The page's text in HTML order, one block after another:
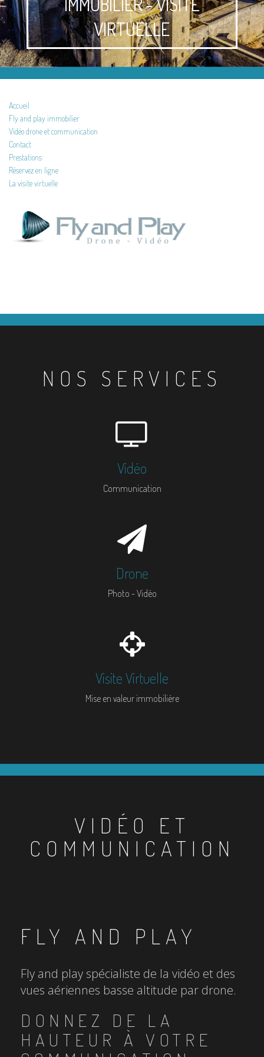
VIRTUELLE
Accueil
Fly and play immobilier
Vidéo drone et communication
Contact
Prestations
Réservez en ligne
La visite virtuelle
NOS SERVICES
Vidéo
Communication
Drone
Photo - Vidéo
Visite Virtuelle
Mise en valeur immobilière
VIDÉO ET
COMMUNICATION
FLY AND PLAY
Fly and play spécialiste de la vidéo et des
vues aériennes basse altitude par drone.
DONNEZ DE LA
HAUTEUR À VOTRE